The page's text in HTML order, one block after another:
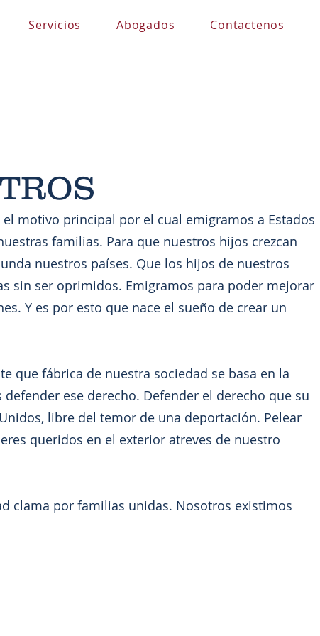
Servicios Abogados Contactenos
motivo principal por el cual emigramos a Estados
familias. Para que nuestros hijos crezcan
nuestros países. Que los hijos de nuestros
sin ser oprimidos. Emigramos para poder mejorar
Y es por esto que nace el sueño de crear un
fábrica de nuestra sociedad se basa en la
ese derecho. Defender el derecho que su
libre del temor de una deportación. Pelear
queridos en el exterior atreves de nuestro
clama por familias unidas. Nosotros existimos